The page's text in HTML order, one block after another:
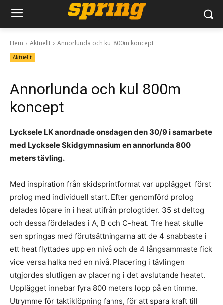
Hem Aktuellt Annorlunda och kul 800m koncept
Aktuellt
Annorlunda och kul 800m
koncept
Lycksele LK anordnade onsdagen den 30/9 i samarbete
med Lycksele Skidgymnasium en annorlunda 800
meters tävling.
Med inspiration från skidsprintformat var upplägget först
prolog med individuell start. Efter genomförd prolog
delades löpare in i heat utifrån prologtider. 35 st deltog
och dessa fördelades i A, B och C-heat. Tre heat skulle
sen springas med förutsättningarna att de 4 snabbaste i
ett heat flyttades upp en nivå och de 4 långsammaste fick
vice versa halka ned en nivå. Placering i tävlingen
utgjordes slutligen av placering i det avslutande heatet.
Upplägget innebar fyra 800 meters lopp på en timme.
Utrymme för taktiklöpning fanns, för att spara kraft till